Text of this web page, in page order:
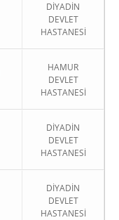
DİYADİN
DEVLET
HASTANESİ
HAMUR
DEVLET
HASTANESİ
DİYADİN
DEVLET
HASTANESİ
DİYADİN
DEVLET
HASTANESİ